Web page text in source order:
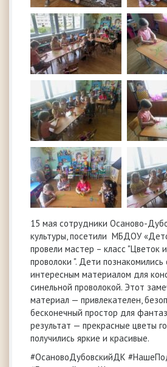
15 мая сотрудники Осаново-
культуры, посетили МБДОУ
провели мастер – класс "Цветок
проволоки ". Дети
интересным материалом для
синельной проволокой. Этот
материал — привлекателен,
бесконечный простор для
результат — прекрасные цветы
получились яркие и красивые.
#ОсановоДубовскийДК